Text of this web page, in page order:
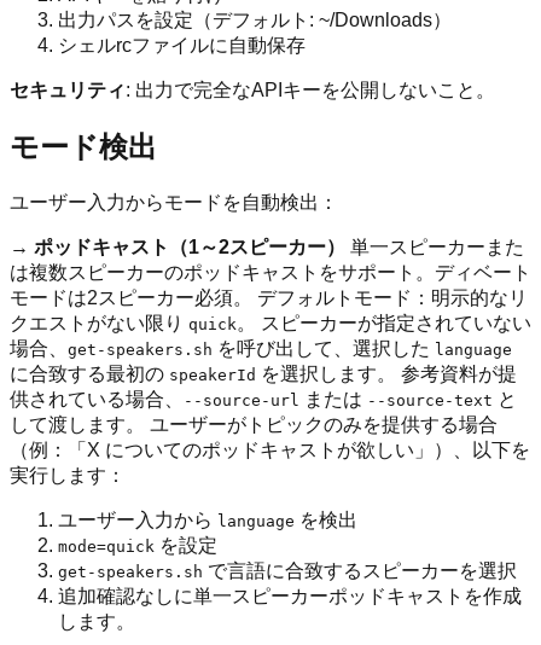
出力パスを設定（デフォルト: ~/Downloads）
シェルrcファイルに自動保存
セキュリティ: 出力で完全なAPIキーを公開しないこと。
モード検出
ユーザー入力からモードを自動検出：
→ ポッドキャスト（1～2スピーカー）
単一スピーカーまた
は複数スピーカーのポッドキャストをサポート。ディベート
モードは2スピーカー必須。 デフォルトモード：明示的なリ
クエストがない限り quick 。 スピーカーが指定されていない
場合、 get-speakers.sh を呼び出して、選択した language
に合致する最初の speakerId を選択します。 参考資料が提
供されている場合、
--source-url または --source-text と
して渡します。 ユーザーがトピックのみを提供する場合
（例：「X についてのポッドキャストが欲しい」）、以下を
実行します：
ユーザー入力から language を検出
mode=quick を設定
get-speakers.sh で言語に合致するスピーカーを選択
追加確認なしに単一スピーカーポッドキャストを作成
します。